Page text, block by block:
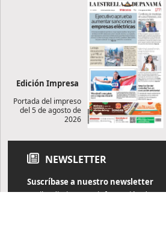
Edición Impresa
Portada del impreso
del 5 de agosto de
2026
NEWSLETTER
Suscríbase a nuestro newsletter
Reciba diariamente información de